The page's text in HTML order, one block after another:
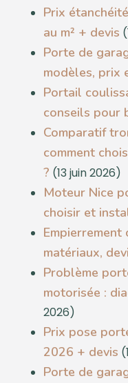
Prix
au m² + devis
Porte de
modèles, prix
Portail
conseils pour
Comparatif
comment
? (13 juin 2026)
Moteur Nice
choisir et
Empierrement
matériaux,
Problème
motorisée :
2026)
Prix pose
2026 + devis
Porte de